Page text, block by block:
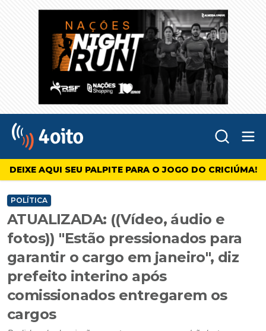
4oito
DEIXE AQUI SEU PALPITE PARA O JOGO DO CRICIÚMA!
POLÍTICA
ATUALIZADA: ((Vídeo, áudio e
fotos)) "Estão pressionados para
garantir o cargo em janeiro", diz
prefeito interino após
comissionados entregarem os
cargos